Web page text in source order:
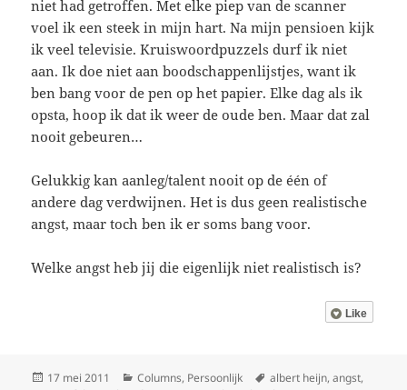
niet had getroffen. Met elke piep van de scanner
voel ik een steek in mijn hart. Na mijn pensioen kijk
ik veel televisie. Kruiswoordpuzzels durf ik niet
aan. Ik doe niet aan boodschappenlijstjes, want ik
ben bang voor de pen op het papier. Elke dag als ik
opsta, hoop ik dat ik weer de oude ben. Maar dat zal
nooit gebeuren…
Gelukkig kan aanleg/talent nooit op de één of
andere dag verdwijnen. Het is dus geen realistische
angst, maar toch ben ik er soms bang voor.
Welke angst heb jij die eigenlijk niet realistisch is?
Like
Geplaatst
17 mei 2011 Categorieën
Columns, Persoonlijk Tags
albert heijn,angst,